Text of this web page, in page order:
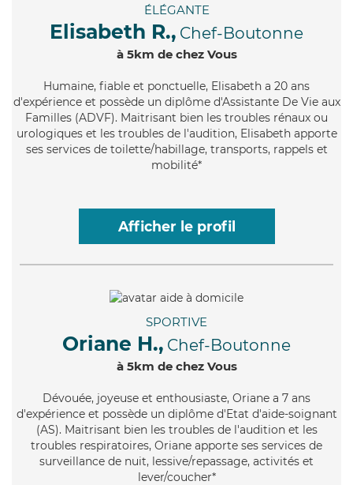
ÉLÉGANTE
Elisabeth R., Chef-Boutonne
à 5km de chez Vous
Humaine, fiable et ponctuelle, Elisabeth a 20 ans
d'expérience et possède un diplôme d'Assistante De Vie aux
Familles (ADVF). Maitrisant bien les troubles rénaux ou
urologiques et les troubles de l'audition, Elisabeth apporte
ses services de toilette/habillage, transports, rappels et
mobilité*
Afficher le profil
SPORTIVE
Oriane H., Chef-Boutonne
à 5km de chez Vous
Dévouée, joyeuse et enthousiaste, Oriane a 7 ans
d'expérience et possède un diplôme d'Etat d'aide-soignant
(AS). Maitrisant bien les troubles de l'audition et les
troubles respiratoires, Oriane apporte ses services de
surveillance de nuit, lessive/repassage, activités et
lever/coucher*